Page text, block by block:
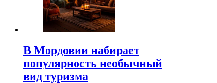
В Мордовии набирает
популярность необычный
вид туризма